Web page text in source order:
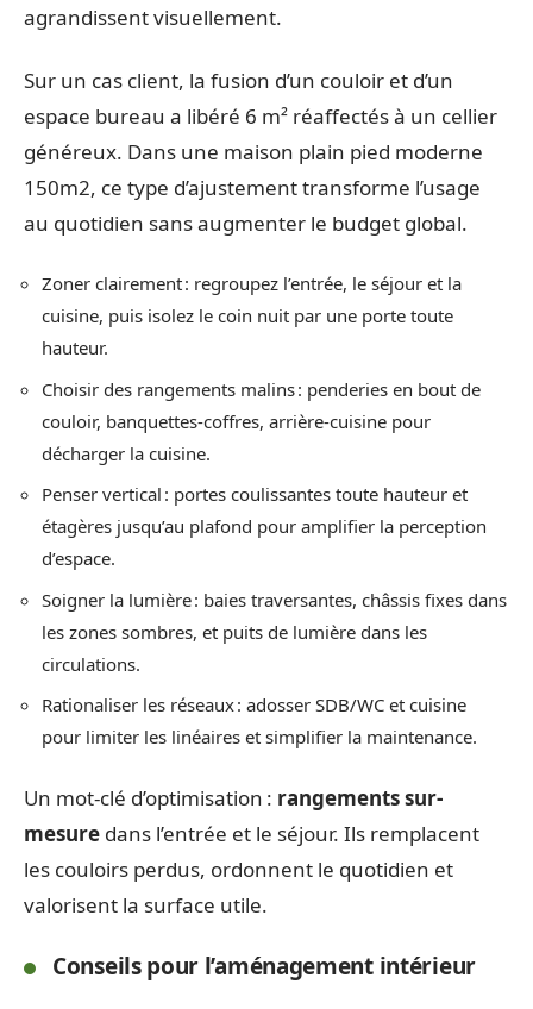
agrandissent visuellement.
Sur un cas client, la fusion d’un couloir et d’un
espace bureau a libéré 6 m² réaffectés à un cellier
généreux. Dans une maison plain pied moderne
150m2, ce type d’ajustement transforme l’usage
au quotidien sans augmenter le budget global.
Zoner clairement : regroupez l’entrée, le séjour et la
cuisine, puis isolez le coin nuit par une porte toute
hauteur.
Choisir des rangements malins : penderies en bout de
couloir, banquettes-coffres, arrière-cuisine pour
décharger la cuisine.
Penser vertical : portes coulissantes toute hauteur et
étagères jusqu’au plafond pour amplifier la perception
d’espace.
Soigner la lumière : baies traversantes, châssis fixes dans
les zones sombres, et puits de lumière dans les
circulations.
Rationaliser les réseaux : adosser SDB/WC et cuisine
pour limiter les linéaires et simplifier la maintenance.
Un mot-clé d’optimisation : rangements sur-
mesure dans l’entrée et le séjour. Ils remplacent
les couloirs perdus, ordonnent le quotidien et
valorisent la surface utile.
Conseils pour l’aménagement intérieur